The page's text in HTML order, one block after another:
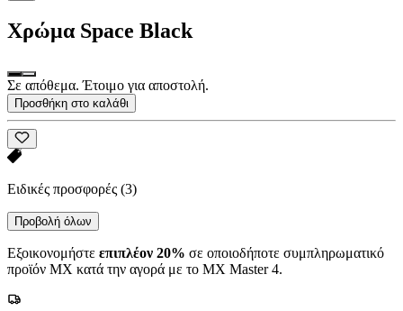
Χρώμα Space Black
Σε απόθεμα. Έτοιμο για αποστολή.
Προσθήκη στο καλάθι
Ειδικές προσφορές (3)
Προβολή όλων
Εξοικονομήστε επιπλέον 20% σε οποιοδήποτε συμπληρωματικό
προϊόν MX κατά την αγορά με το MX Master 4.